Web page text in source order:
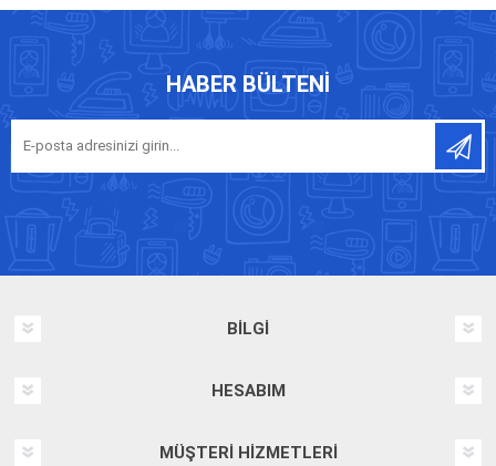
HABER BÜLTENI
BILGI
HESABIM
MÜŞTERI HIZMETLERI